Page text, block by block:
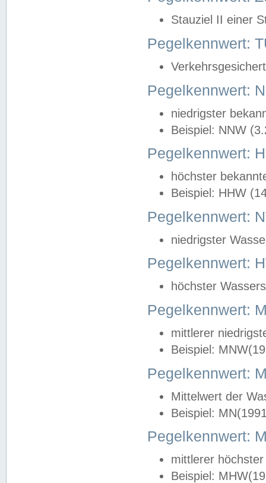
Stauziel II einer
Pegelkennwert:
Pegelkennwert:
niedrigster
Beispiel: NNW
Pegelkennwert:
höchster
Beispiel: HHW
Pegelkennwert:
niedrigster
Pegelkennwert:
höchster
Pegelkennwert:
mittlerer
Beispiel:
Pegelkennwert:
Mittelwert der
Beispiel:
Pegelkennwert:
mittlerer
Beispiel: